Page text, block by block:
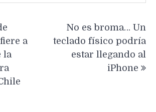
a
la
No es broma… Un
teclado físico podría
estar llegando al
iPhone